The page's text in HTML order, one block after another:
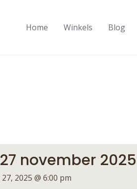
Home Winkels Blog
november 2025
2025 @ 6:00 pm